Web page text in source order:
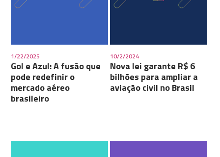
1/22/2025
Gol e Azul: A fusão que
pode redefinir o
mercado aéreo
brasileiro
10/2/2024
Nova lei garante R$ 6
bilhões para ampliar a
aviação civil no Brasil